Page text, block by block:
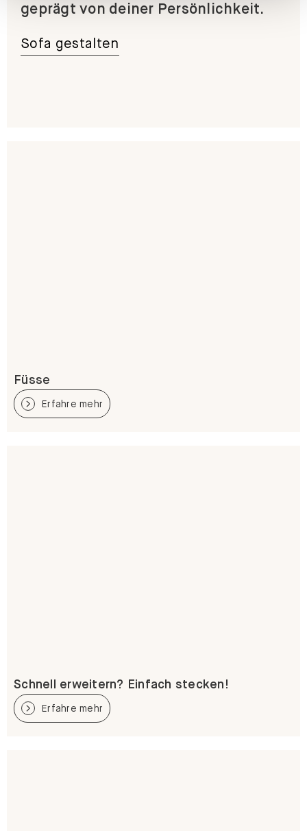
geprägt von deiner Persönlichkeit.
Sofa gestalten
Füsse
Erfahre mehr
Schnell erweitern? Einfach stecken!
Erfahre mehr